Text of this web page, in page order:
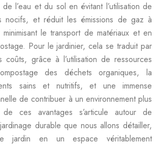
l’eau et du sol en évitant l’utilisation de
nocifs, et réduit les émissions de gaz à
le transport de matériaux et en
Pour le jardinier, cela se traduit par
coûts, grâce à l’utilisation de ressources
des déchets organiques, la
sains et nutritifs, et une immense
de contribuer à un environnement plus
de ces avantages s’articule autour de
durable que nous allons détailler,
jardin en un espace véritablement